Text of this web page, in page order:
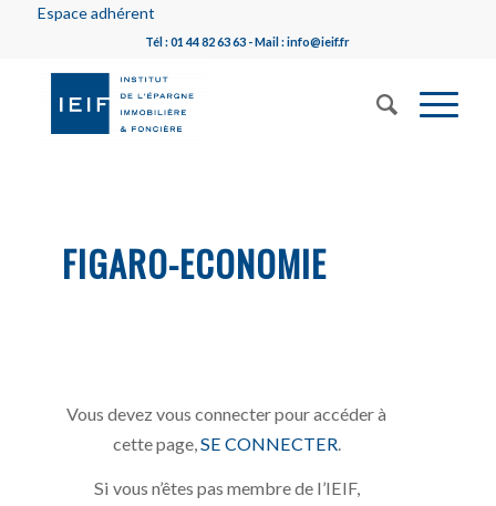
Espace adhérent
Tél : 01 44 82 63 63 - Mail : info@ieif.fr
FIGARO-ECONOMIE
Vous devez vous connecter pour accéder à
cette page, SE CONNECTER
Si vous n’êtes pas membre de l’IEIF,